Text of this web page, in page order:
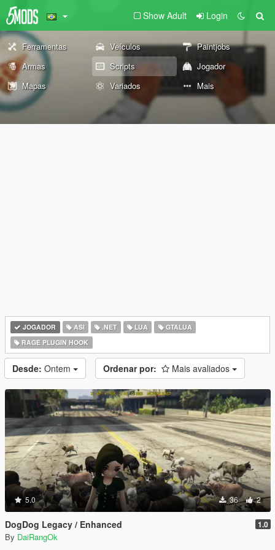
Show Adult Login
Ferramentas Veículos
Paintjobs
Armas
Scripts
Jogador
Mapas
Variados Mais
JOGADOR ASI .NET LUA
GTALUA
RAGE PLUGIN HOOK
Desde: Ontem Ordenar por: Mais avaliados
5.0 36 2
DogDog Legacy / Enhanced 1.0
By DaiRangOk